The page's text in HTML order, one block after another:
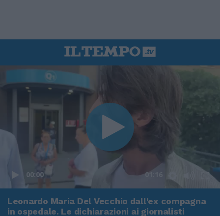
00:00 01:16
Leonardo Maria Del Vecchio dall'ex compagna
in ospedale. Le dichiarazioni ai giornalisti